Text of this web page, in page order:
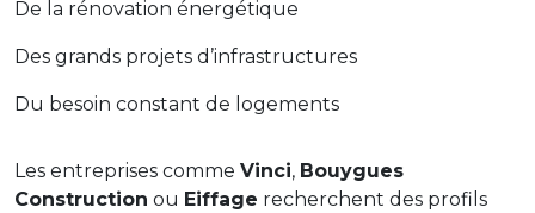
De la rénovation énergétique
Des grands projets d’infrastructures
Du besoin constant de logements
Les entreprises comme Vinci, Bouygues
Construction ou Eiffage recherchent des profils